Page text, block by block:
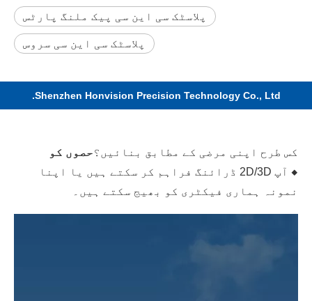
پلاسٹک سی این سی پیک ملنگ پارٹس
پلاسٹک سی این سی سروس
Shenzhen Honvision Precision Technology Co., Ltd.
کس طرح اپنی مرضی کے مطابق بنائیں؟حصوں کو
◆ آپ 2D/3D ڈرائنگ فراہم کر سکتے ہیں یا اپنا
نمونہ ہماری فیکٹری کو بھیج سکتے ہیں۔